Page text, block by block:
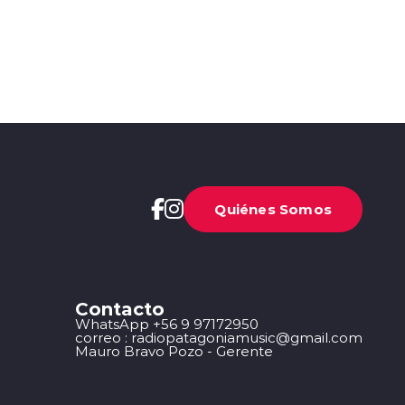
Quiénes Somos
Contacto
WhatsApp +56 9 97172950
correo : radiopatagoniamusic@gmail.com
Mauro Bravo Pozo - Gerente